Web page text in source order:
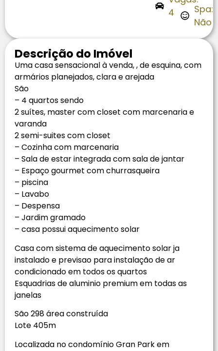
4
Spa:
Não
Descrição do Imóvel
Uma casa sensacional à venda, , de esquina, com
armários planejados, clara e arejada
São
– 4 quartos sendo
2 suítes, master com closet com marcenaria e
varanda
2 semi-suites com closet
– Cozinha com marcenaria
– Sala de estar integrada com sala de jantar
– Espaço gourmet com churrasqueira
– ⁠piscina
– Lavabo
– ⁠Despensa
– Jardim gramado
– ⁠casa possui aquecimento solar
Casa com sistema de aquecimento solar ja
instalado e previsao para instalação de ar
condicionado em todos os quartos
Esquadrias de aluminio premium em todas as
janelas
São 298 área construída
Lote 405m
Localizada no condomínio Gran Park em